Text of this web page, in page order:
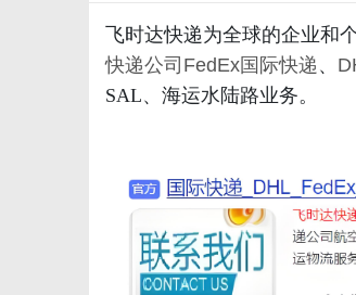
飞时达快递为全球的企业和
快递公司 FedEx国际快递 、
SAL、海运水陆路业务。